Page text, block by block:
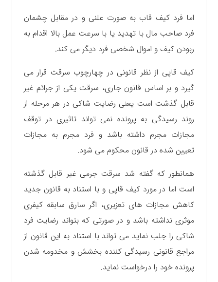
اما فرد کیف قاب به صورت علنی و در مقابل چشمان
فرد صاحب مال با تهدید یا با سرعت عمل بالا اقدام به
ربودن کیف و اموال شخصی فرد دیگر می کند.
کیف قاپی از نظر قانونی در چهارچوب سرقت قرار می
گیرد و بر اساس قانون جاری، سرقت یکی از جرائم غیر
قابل گذشت است یعنی رضایت شاکی در هر مرحله از
روند رسیدگی به پرونده نمی تواند تاثیری در توقف
مجازات مجرم داشته باشد و فرد مجرم به مجازات
تعیین شده در قانون محکوم می شود.
همانطور که گفته شد سرقت جرمی غیر قابل گذشته
است اما در مورد کیف قاپی و با استناد به قانون جدید
کاهش مجازات های تعزیری، اگر سارق سابقه کیفری
موثری نداشته باشد و در صورتی که بتواند رضایت فرد
شاکی را جلب نماید می تواند با استناد به این قانون از
مراجع قانونی رسیدگی کننده بخشش و مخدومه شدن
پرونده خود را درخواست نماید.